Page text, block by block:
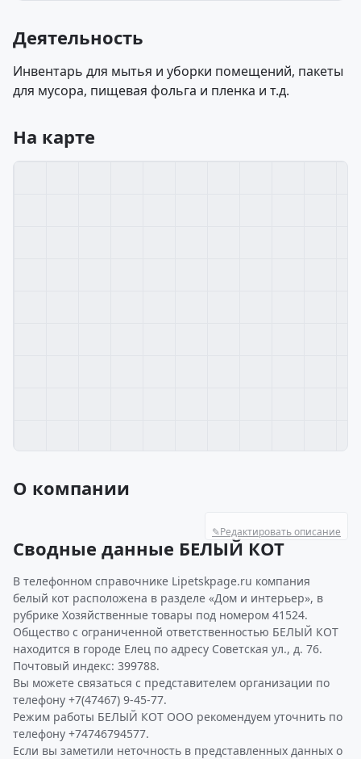
Деятельность
Инвентарь для мытья и уборки помещений, пакеты
для мусора, пищевая фольга и пленка и т.д.
На карте
О компании
✎Редактировать описание
Сводные данные БЕЛЫЙ КОТ
В телефонном справочнике Lipetskpage.ru компания
белый кот расположена в разделе «Дом и интерьер», в
рубрике Хозяйственные товары под номером 41524.
Общество с ограниченной ответственностью БЕЛЫЙ КОТ
находится в городе Елец по адресу Советская ул., д. 76.
Почтовый индекс: 399788.
Вы можете связаться с представителем организации по
телефону +7(47467) 9-45-77.
Режим работы БЕЛЫЙ КОТ ООО рекомендуем уточнить по
телефону +74746794577.
Если вы заметили неточность в представленных данных о